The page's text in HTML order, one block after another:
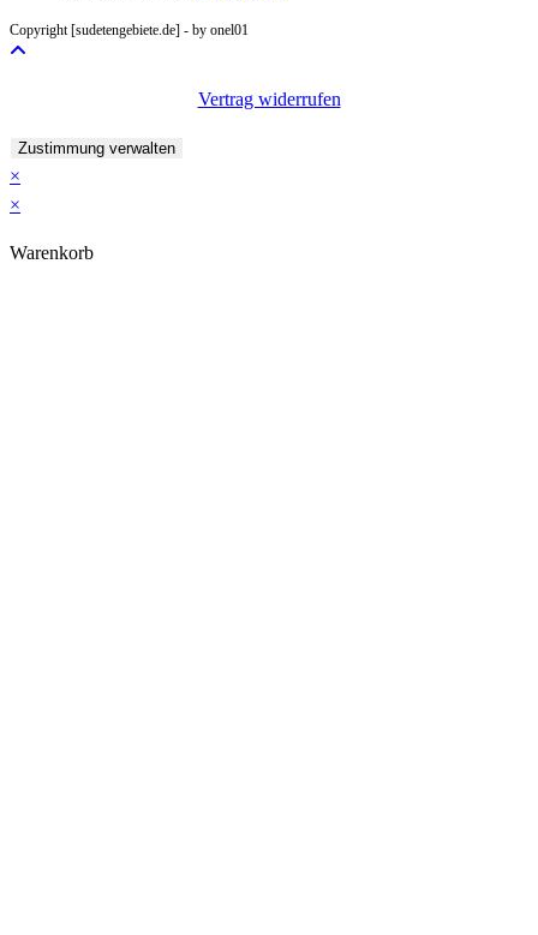
Copyright [sudetengebiete.de] - by onel01
Vertrag widerrufen
Zustimmung verwalten
×
×
Warenkorb